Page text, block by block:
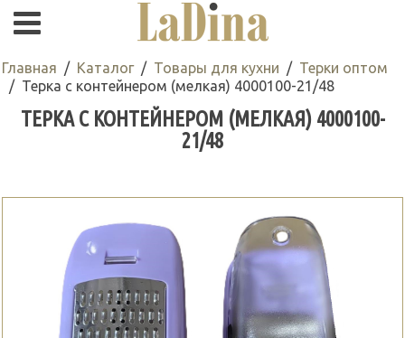
Главная Каталог Товары для кухни
Терки оптом
Терка с контейнером (мелкая) 4000100-21/48
ТЕРКА С КОНТЕЙНЕРОМ (МЕЛКАЯ) 4000100-
21/48